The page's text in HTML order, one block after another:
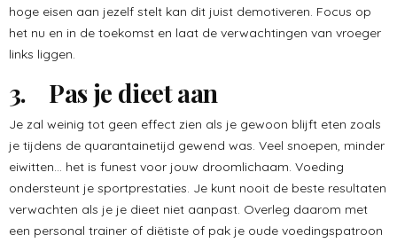
hoge eisen aan jezelf stelt kan dit juist demotiveren. Focus op
het nu en in de toekomst en laat de verwachtingen van vroeger
links liggen.
3. Pas je dieet aan
Je zal weinig tot geen effect zien als je gewoon blijft eten zoals
je tijdens de quarantainetijd gewend was. Veel snoepen, minder
eiwitten… het is funest voor jouw droomlichaam. Voeding
ondersteunt je sportprestaties. Je kunt nooit de beste resultaten
verwachten als je je dieet niet aanpast. Overleg daarom met
een personal trainer of diëtiste of pak je oude voedingspatroon